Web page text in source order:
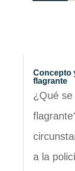
Concepto
flagrante
¿Qué se
a la